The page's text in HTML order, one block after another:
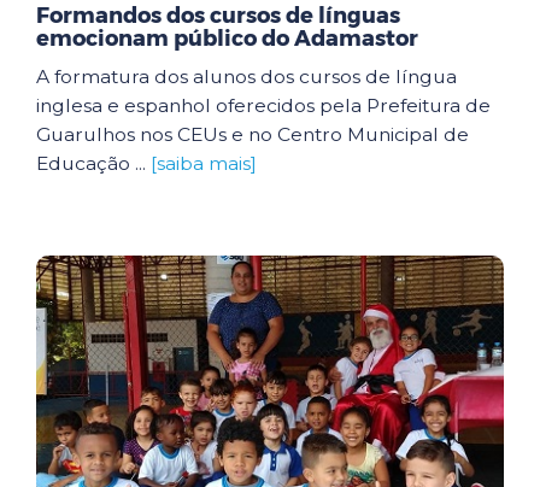
Formandos dos cursos de línguas
emocionam público do Adamastor
A formatura dos alunos dos cursos de língua
inglesa e espanhol oferecidos pela Prefeitura de
Guarulhos nos CEUs e no Centro Municipal de
Educação ... [saiba mais]